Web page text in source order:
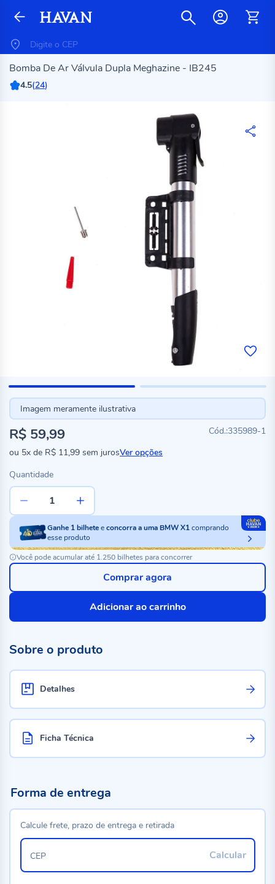
Bomba De Ar Válvula Dupla Meghazine - IB245
4.5(24)
Imagem meramente ilustrativa
335989-1
R$ 59,99
ou 5x de R$ 11,99 sem jurosVer opções
Quantidade
Ganhe 1bilheteeconcorra a uma BMW X1comprando
esse produto
Você pode acumular até 1.250 bilhetes para concorrer
Adicionar ao carrinho
Comprar agora
Sobre o produto
Detalhes
Ficha Técnica
Forma de entrega
Calcule frete, prazo de entrega e retirada
Calcular
CEP